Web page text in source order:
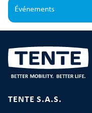
Événements
TENTE S.A.S.